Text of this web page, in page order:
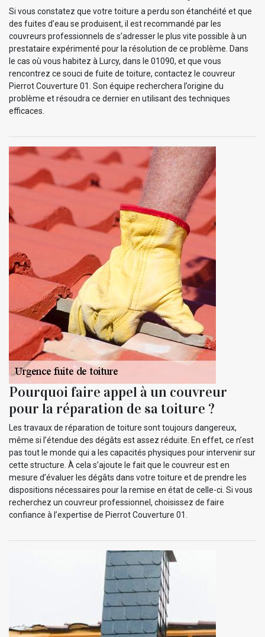
Si vous constatez que votre toiture a perdu son étanchéité et que
des fuites d’eau se produisent, il est recommandé par les
couvreurs professionnels de s’adresser le plus vite possible à un
prestataire expérimenté pour la résolution de ce problème. Dans
le cas où vous habitez à Lurcy, dans le 01090, et que vous
rencontrez ce souci de fuite de toiture, contactez le couvreur
Pierrot Couverture 01. Son équipe recherchera l’origine du
problème et résoudra ce dernier en utilisant des techniques
efficaces.
Pourquoi faire appel à un couvreur
pour la réparation de sa toiture ?
Les travaux de réparation de toiture sont toujours dangereux,
même si l’étendue des dégâts est assez réduite. En effet, ce n’est
pas tout le monde qui a les capacités physiques pour intervenir sur
cette structure. À cela s’ajoute le fait que le couvreur est en
mesure d’évaluer les dégâts dans votre toiture et de prendre les
dispositions nécessaires pour la remise en état de celle-ci. Si vous
recherchez un couvreur professionnel, choisissez de faire
confiance à l’expertise de Pierrot Couverture 01.